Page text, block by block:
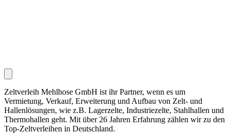
Zeltverleih Mehlhose GmbH ist ihr Partner, wenn es um
Vermietung, Verkauf, Erweiterung und Aufbau von Zelt- und
Hallenlösungen, wie z.B. Lagerzelte, Industriezelte, Stahlhallen und
Thermohallen geht. Mit über 26 Jahren Erfahrung zählen wir zu den
Top-Zeltverleihen in Deutschland.